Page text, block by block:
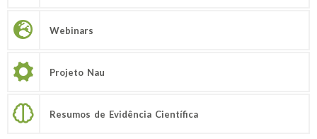
Webinars
Projeto Nau
Resumos de Evidência Científica